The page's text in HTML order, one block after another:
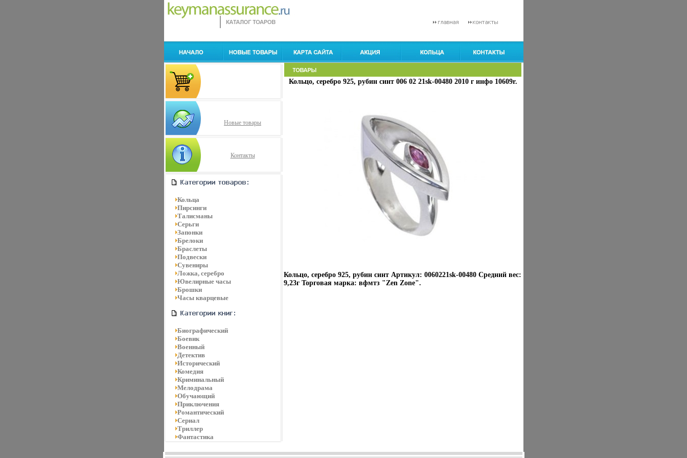
Новые товары
Контакты
Кольца
Пирсинги
Талисманы
Серьги
Запонки
Брелоки
Браслеты
Подвески
Сувениры
Ложка, серебро
Ювелирные часы
Брошки
Часы кварцевые
Биографический
Боевик
Военный
Детектив
Исторический
Комедия
Криминальный
Мелодрама
Обучающий
Приключения
Романтический
Сериал
Триллер
Фантастика
Кольцо, серебро 925, рубин синт 006 02 21sk-00480 2010 г инфо 10609r.
Кольцо, серебро 925, рубин синт Артикул: 0060221sk-00480 Средний вес:
9,23г Торговая марка: вфмтз "Zen Zone".